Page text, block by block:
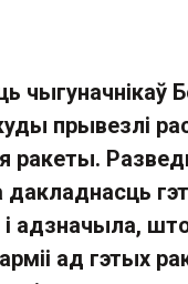
чыгуначнікаў
прывезлі
ракеты.
дакладнасць
і адзначыла,
ад гэтых